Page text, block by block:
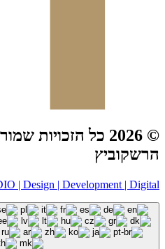
© 2026 כל הזכויות
הרשקוביץ
| Design | Development | Digital